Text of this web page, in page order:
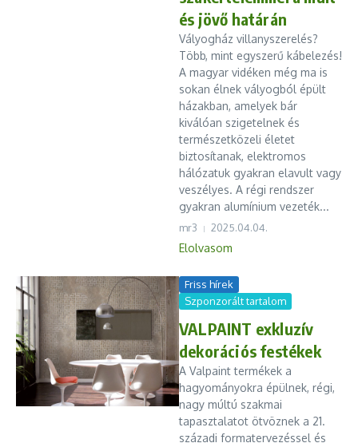
és jövő határán
Vályogház villanyszerelés?
Több, mint egyszerű kábelezés!
A magyar vidéken még ma is
sokan élnek vályogból épült
házakban, amelyek bár
kiválóan szigetelnek és
természetközeli életet
biztosítanak, elektromos
hálózatuk gyakran elavult vagy
veszélyes. A régi rendszer
gyakran alumínium vezeték...
mr3 2025.04.04.
Elolvasom
Friss hírek
Szponzorált tartalom
VALPAINT exkluzív
dekorációs festékek
A Valpaint termékek a
hagyományokra épülnek, régi,
nagy múltú szakmai
tapasztalatot ötvöznek a 21.
századi formatervezéssel és